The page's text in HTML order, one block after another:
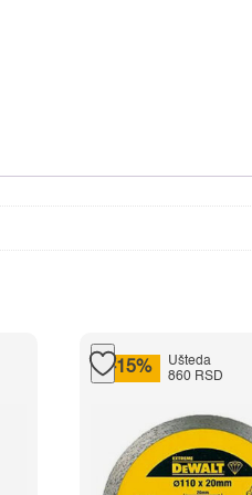
-15%
Ušteda
860 RSD